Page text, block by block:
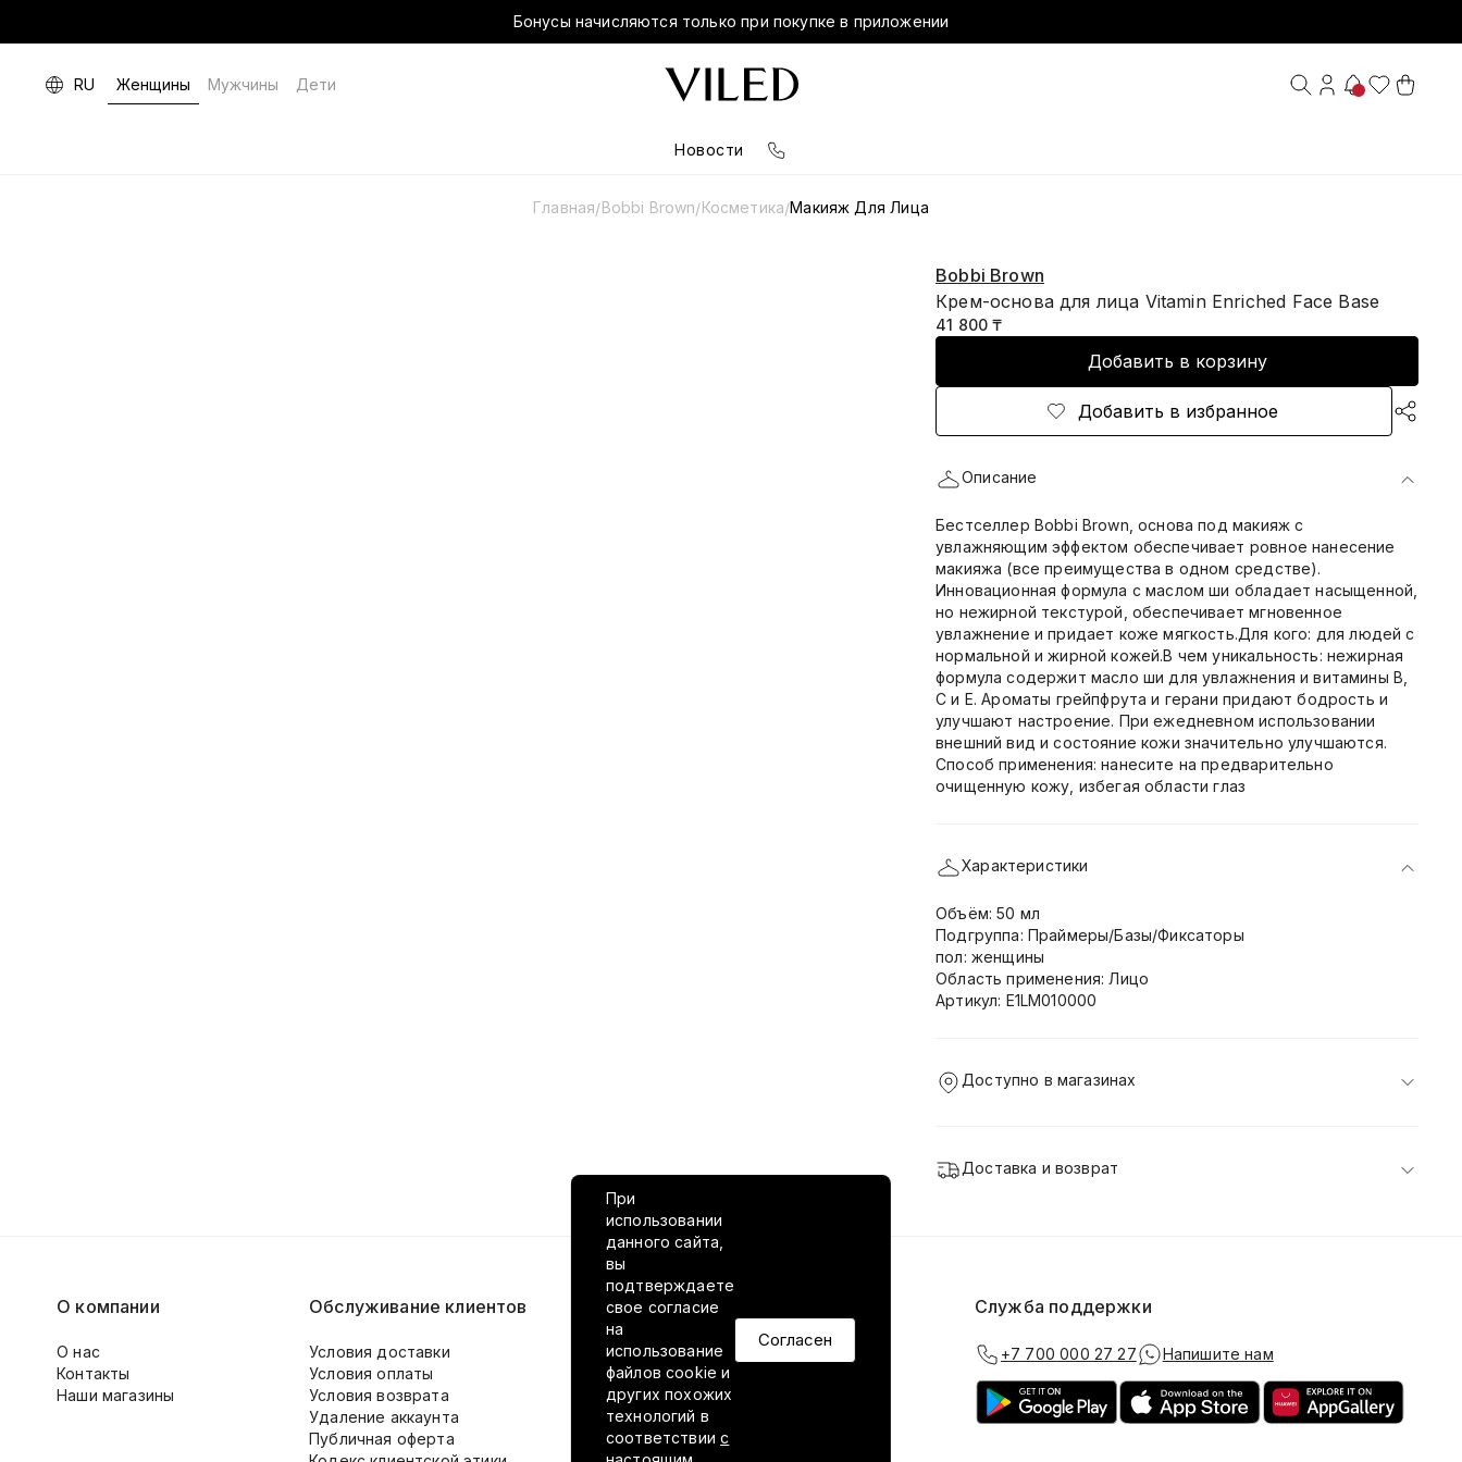
Бонусы начисляются только при покупке в приложении
RU Женщины Мужчины Дети
Новости
Главная/Bobbi Brown/Косметика/Макияж Для Лица
Bobbi Brown
Крем-основа для лица Vitamin Enriched Face Base
41 800 ₸
Добавить в корзину
Добавить в избранное
Описание
Бестселлер Bobbi Brown, основа под макияж с
увлажняющим эффектом обеспечивает ровное нанесение
макияжа (все преимущества в одном средстве).
Инновационная формула с маслом ши обладает насыщенной,
но нежирной текстурой, обеспечивает мгновенное
увлажнение и придает коже мягкость.Для кого: для людей с
нормальной и жирной кожей.В чем уникальность: нежирная
формула содержит масло ши для увлажнения и витамины B,
C и E. Ароматы грейпфрута и герани придают бодрость и
улучшают настроение. При ежедневном использовании
внешний вид и состояние кожи значительно улучшаются.
Способ применения: нанесите на предварительно
очищенную кожу, избегая области глаз
Характеристики
Объём: 50 мл
Подгруппа: Праймеры/Базы/Фиксаторы
пол: женщины
Область применения: Лицо
Артикул: E1LM010000
Доступно в магазинах
Доставка и возврат
При
использовании
данного сайта,
вы
подтверждаете
свое согласие
на
использование
файлов cookie и
других похожих
технологий в
соответствиис
Согласен
О компании
О нас
Контакты
Наши магазины
Обслуживание клиентов
Условия доставки
Условия оплаты
Условия возврата
Удаление аккаунта
Публичная оферта
VILED в соцсетях Служба поддержки
+7 700 000 27 27 Напишите нам